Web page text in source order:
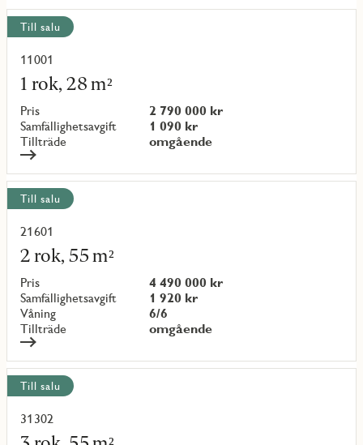
Visa
alla
objekt
Till salu
11001
1 rok, 28 m²
Pris
2 790 000 kr
Samfällighetsavgift
1 090 kr
Tillträde
omgående
Läs
mer
om
objekt
{objectNumber}
Till salu
21601
2 rok, 55 m²
Pris
4 490 000 kr
Samfällighetsavgift
1 920 kr
Våning
6/6
Tillträde
omgående
Läs
mer
om
objekt
{objectNumber}
Till salu
31302
Läs
mer